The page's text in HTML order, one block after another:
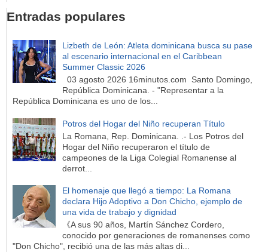
Entradas populares
Lizbeth de León: Atleta dominicana busca su pase
al escenario internacional en el Caribbean
Summer Classic 2026
03 agosto 2026 16minutos.com Santo Domingo,
República Dominicana. - "Representar a la
República Dominicana es uno de los...
Potros del Hogar del Niño recuperan Título
La Romana, Rep. Dominicana. .- Los Potros del
Hogar del Niño recuperaron el título de
campeones de la Liga Colegial Romanense al
derrot...
El homenaje que llegó a tiempo: La Romana
declara Hijo Adoptivo a Don Chicho, ejemplo de
una vida de trabajo y dignidad
《A sus 90 años, Martín Sánchez Cordero,
conocido por generaciones de romanenses como
"Don Chicho", recibió una de las más altas di...